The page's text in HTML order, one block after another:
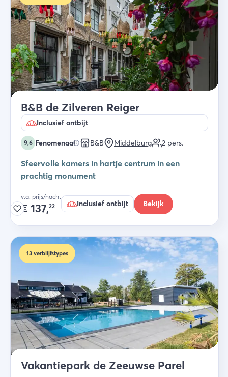
B&B de Zilveren Reiger
Inclusief ontbijt
9,6 Fenomenaal B&B Middelburg 2 pers.
Sfeervolle kamers in hartje centrum in een
prachtig monument
v.a. prijs/nacht
€ 137,22 Inclusief ontbijt Bekijk
13 verblijfstypes
Vakantiepark de Zeeuwse Parel